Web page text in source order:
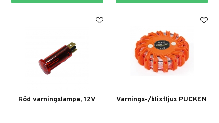
Röd varningslampa, 12V Varnings-/blixtljus PUCKEN